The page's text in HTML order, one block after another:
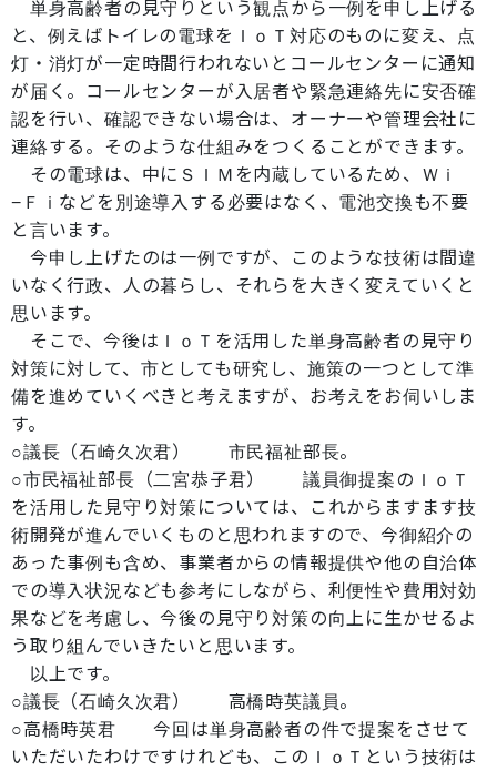
単身高齢者の見守りという観点から一例を申し上げる
と、例えばトイレの電球をＩｏＴ対応のものに変え、点
灯・消灯が一定時間行われないとコールセンターに通知
が届く。コールセンターが入居者や緊急連絡先に安否確
認を行い、確認できない場合は、オーナーや管理会社に
連絡する。そのような仕組みをつくることができます。
その電球は、中にＳＩＭを内蔵しているため、Ｗｉ
−Ｆｉなどを別途導入する必要はなく、電池交換も不要
と言います。
今申し上げたのは一例ですが、このような技術は間違
いなく行政、人の暮らし、それらを大きく変えていくと
思います。
そこで、今後はＩｏＴを活用した単身高齢者の見守り
対策に対して、市としても研究し、施策の一つとして準
備を進めていくべきと考えますが、お考えをお伺いしま
す。
○議長（石崎久次君） 市民福祉部長。
○市民福祉部長（二宮恭子君） 議員御提案のＩｏＴ
を活用した見守り対策については、これからますます技
術開発が進んでいくものと思われますので、今御紹介の
あった事例も含め、事業者からの情報提供や他の自治体
での導入状況なども参考にしながら、利便性や費用対効
果などを考慮し、今後の見守り対策の向上に生かせるよ
う取り組んでいきたいと思います。
以上です。
○議長（石崎久次君） 高橋時英議員。
○高橋時英君 今回は単身高齢者の件で提案をさせて
いただいたわけですけれども、このＩｏＴという技術は